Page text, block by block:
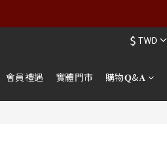
$ TWD
會員禮遇 實體門市 購物𝐐&𝐀